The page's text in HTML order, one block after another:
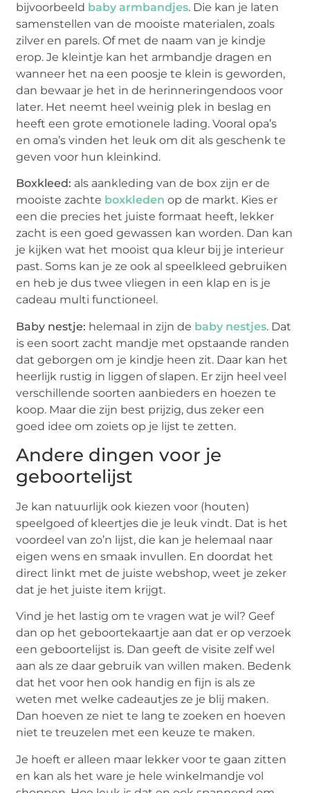
bijvoorbeeld baby armbandjes. Die kan je laten
samenstellen van de mooiste materialen, zoals
zilver en parels. Of met de naam van je kindje
erop. Je kleintje kan het armbandje dragen en
wanneer het na een poosje te klein is geworden,
dan bewaar je het in de herinneringendoos voor
later. Het neemt heel weinig plek in beslag en
heeft een grote emotionele lading. Vooral opa’s
en oma’s vinden het leuk om dit als geschenk te
geven voor hun kleinkind.
Boxkleed: als aankleding van de box zijn er de
mooiste zachte boxkleden op de markt. Kies er
een die precies het juiste formaat heeft, lekker
zacht is een goed gewassen kan worden. Dan kan
je kijken wat het mooist qua kleur bij je interieur
past. Soms kan je ze ook al speelkleed gebruiken
en heb je dus twee vliegen in een klap en is je
cadeau multi functioneel.
Baby nestje: helemaal in zijn de baby nestjes. Dat
is een soort zacht mandje met opstaande randen
dat geborgen om je kindje heen zit. Daar kan het
heerlijk rustig in liggen of slapen. Er zijn heel veel
verschillende soorten aanbieders en hoezen te
koop. Maar die zijn best prijzig, dus zeker een
goed idee om zoiets op je lijst te zetten.
Andere dingen voor je
geboortelijst
Je kan natuurlijk ook kiezen voor (houten)
speelgoed of kleertjes die je leuk vindt. Dat is het
voordeel van zo’n lijst, die kan je helemaal naar
eigen wens en smaak invullen. En doordat het
direct linkt met de juiste webshop, weet je zeker
dat je het juiste item krijgt.
Vind je het lastig om te vragen wat je wil? Geef
dan op het geboortekaartje aan dat er op verzoek
een geboortelijst is. Dan geeft de visite zelf wel
aan als ze daar gebruik van willen maken. Bedenk
dat het voor hen ook handig en fijn is als ze
weten met welke cadeautjes ze je blij maken.
Dan hoeven ze niet te lang te zoeken en hoeven
niet te treuzelen met een keuze te maken.
Je hoeft er alleen maar lekker voor te gaan zitten
en kan als het ware je hele winkelmandje vol